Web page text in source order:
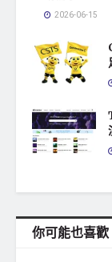
2026-06-15
你可能也喜歡